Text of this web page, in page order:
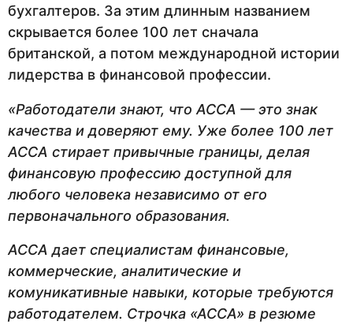
бухгалтеров. За этим длинным названием
скрывается более 100 лет сначала
британской, а потом международной истории
лидерства в финансовой профессии.
«Работодатели знают, что АССА — это знак
качества и доверяют ему. Уже более 100 лет
АССА стирает привычные границы, делая
финансовую профессию доступной для
любого человека независимо от его
первоначального образования.
АССА дает специалистам финансовые,
коммерческие, аналитические и
комуникативные навыки, которые требуются
работодателем. Строчка «АССА» в резюме